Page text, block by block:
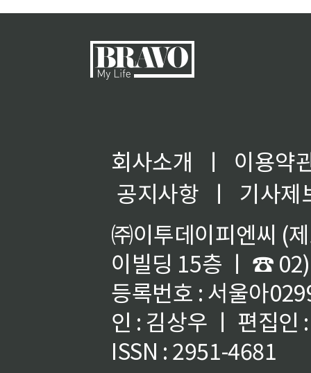
회사소개 ㅣ
이용약
공지사항
ㅣ
기사제
㈜이투데이피엔씨 (
이빌딩 15층 ㅣ ☎
등록번호 : 서울아
인 : 김상우 ㅣ 편집인
ISSN : 2951-4681